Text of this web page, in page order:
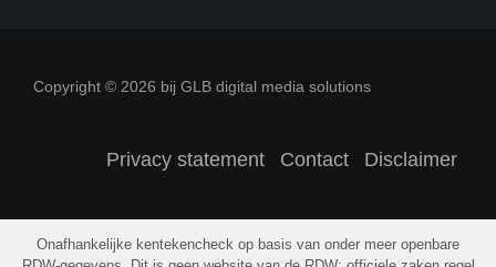
Copyright © 2026 bij GLB digital media solutions
Privacy statement Contact Disclaimer
Onafhankelijke kentekencheck op basis van onder meer openbare